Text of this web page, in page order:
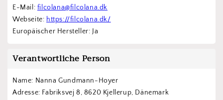
E-Mail: filcolana@filcolana.dk
Webseite: https://filcolana.dk/
Europäischer Hersteller: Ja
Verantwortliche Person
Name: Nanna Gundmann-Hoyer
Adresse: Fabriksvej 8, 8620 Kjellerup, Dänemark